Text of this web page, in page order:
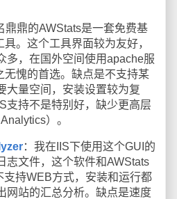
鼎鼎的AWStats是一套免费基
。这个工具界面较为友好，
多，在国外空间使用apache服
无愧的首选。缺点是不支持某
大量空间，安装设置较为复
支持不是特别好，缺少更高层
）。
：我在IIS下使用这个GUI的
志文件，这个软件和AWStats
支持WEB方式，安装和运行都
网站的汇总分析。缺点是速度